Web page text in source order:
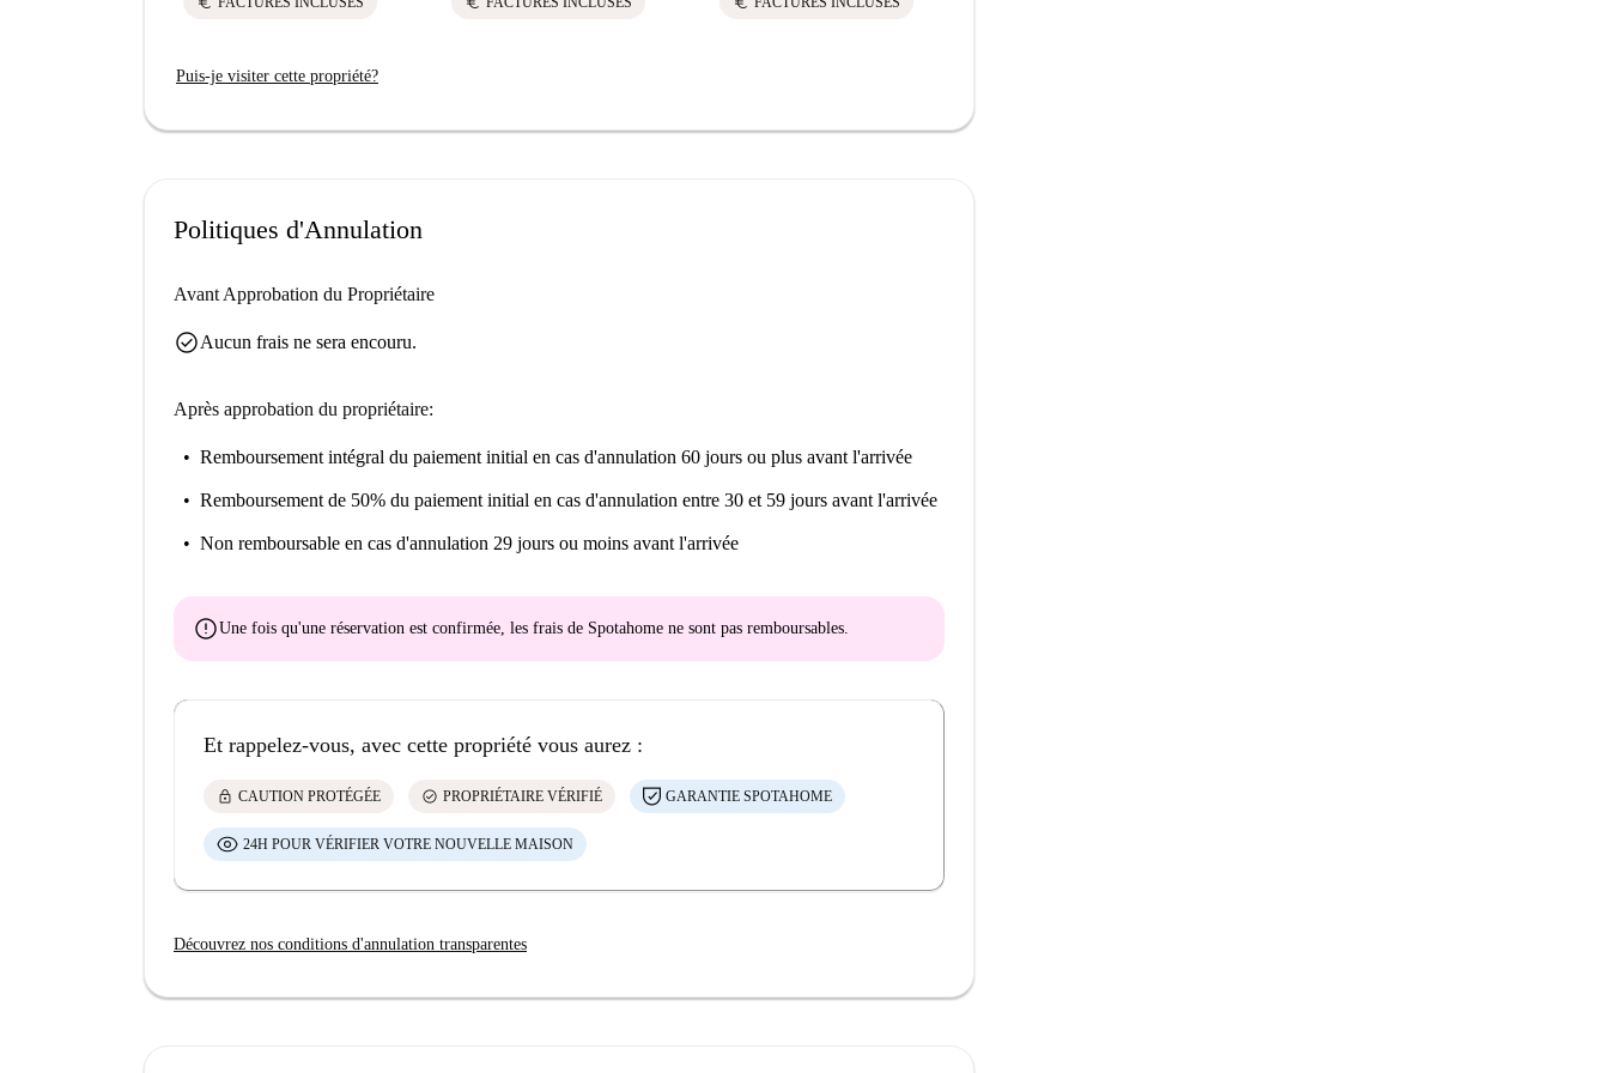
Puis-je visiter cette propriété?
Politiques d'Annulation
Avant Approbation du Propriétaire
check_circleAucun frais ne sera encouru.
Après approbation du propriétaire:
Remboursement intégral du paiement initial en cas d'annulation 60 jours ou plus avant l'arrivée
Remboursement de 50% du paiement initial en cas d'annulation entre 30 et 59 jours avant l'arrivée
Non remboursable en cas d'annulation 29 jours ou moins avant l'arrivée
errorUne fois qu'une réservation est confirmée, les frais de Spotahome ne sont pas remboursables
Et rappelez-vous, avec cette propriété vous aurez :
lock CAUTION PROTÉGÉE check_circle PROPRIÉTAIRE VÉRIFIÉ GARANTIE SPOTAHOME
24H POUR VÉRIFIER VOTRE NOUVELLE MAISON
Découvrez nos conditions d'annulation transparentes